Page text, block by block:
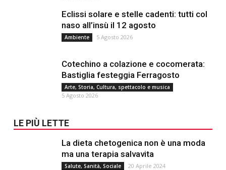
Eclissi solare e stelle cadenti: tutti col
naso all’insù il 12 agosto
Ambiente 5 Agosto 2026
Cotechino a colazione e cocomerata:
Bastiglia festeggia Ferragosto
Arte, Storia, Cultura, spettacolo e musica
5 Agosto 2026
LE PIÙ LETTE
La dieta chetogenica non è una moda
ma una terapia salvavita
Salute, Sanità, Sociale 20 Aprile 2024